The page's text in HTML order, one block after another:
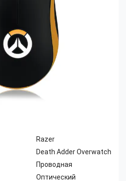
Razer
Death Adder Overwatch
Проводная
Оптический